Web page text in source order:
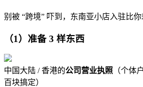
别被 “跨境” 吓到，东南亚小店入驻比你
（1）准备 3 样东西
中国大陆 / 香港的公司营业执照 （个体
百块搞定）